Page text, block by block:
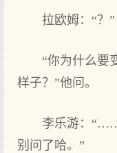
拉欧姆：“？”
“你为什么要‌
样子？”他问。
李乐游：
别‌问了哈。”